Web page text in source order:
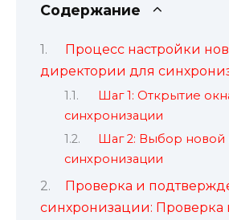
Содержание
Процесс настройки
директории для
Шаг 1: Открытие
синхронизации
Шаг 2: Выбор новой
синхронизации
Проверка и
синхронизации: Проверка